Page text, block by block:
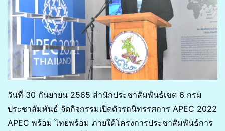
วันที่ 30 กันยายน 2565 สำนักประชาสัมพันธ์เขต 6 กรม
ประชาสัมพันธ์ จัดกิจกรรมเปิดตัวรถนิทรรศการ APEC 2022
APEC พร้อม ไทยพร้อม ภายใต้โครงการประชาสัมพันธ์การ